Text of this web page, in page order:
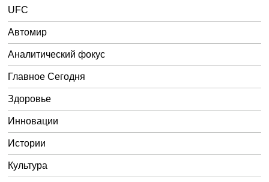
UFC
Автомир
Аналитический фокус
Главное Сегодня
Здоровье
Инновации
Истории
Культура